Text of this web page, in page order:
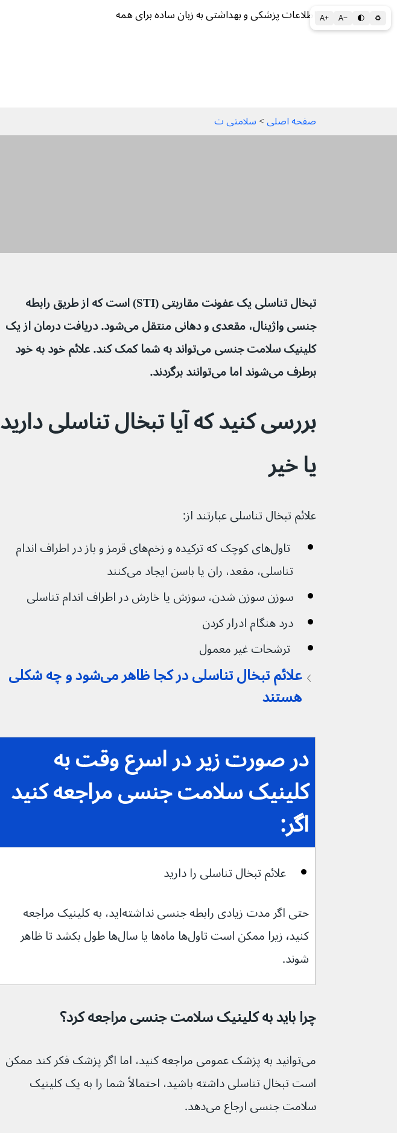
A+ A− 🌓 ♻ اطلاعات پزشکی و بهداشتی به زبان ساده برای همه
صفحه اصلی > سلامتی ت
تبخال تناسلی یک عفونت مقاربتی (STI) است که از طریق رابطه
جنسی واژینال، مقعدی و دهانی منتقل می‌شود. دریافت درمان از یک
کلینیک سلامت جنسی می‌تواند به شما کمک کند. علائم خود به خود
برطرف می‌شوند اما می‌توانند برگردند.
بررسی کنید که آیا تبخال تناسلی دارید
یا خیر
علائم تبخال تناسلی عبارتند از:
تاول‌های کوچک که ترکیده و زخم‌های قرمز و باز در اطراف اندام
تناسلی، مقعد، ران یا باسن ایجاد می‌کنند
سوزن سوزن شدن، سوزش یا خارش در اطراف اندام تناسلی
درد هنگام ادرار کردن
ترشحات غیر معمول
علائم تبخال تناسلی در کجا ظاهر می‌شود و چه شکلی
هستند
در صورت زیر در اسرع وقت به
کلینیک سلامت جنسی مراجعه کنید
اگر:
علائم تبخال تناسلی را دارید
حتی اگر مدت زیادی رابطه جنسی نداشته‌اید، به کلینیک مراجعه
کنید٬ زیرا ممکن است تاول‌ها ماه‌ها یا سال‌ها طول بکشد تا ظاهر
شوند.
چرا باید به کلینیک سلامت جنسی مراجعه کرد؟
می‌توانید به پزشک عمومی مراجعه کنید، اما اگر پزشک فکر کند ممکن
است تبخال تناسلی داشته باشید، احتمالاً شما را به یک کلینیک
سلامت جنسی ارجاع می‌دهد.